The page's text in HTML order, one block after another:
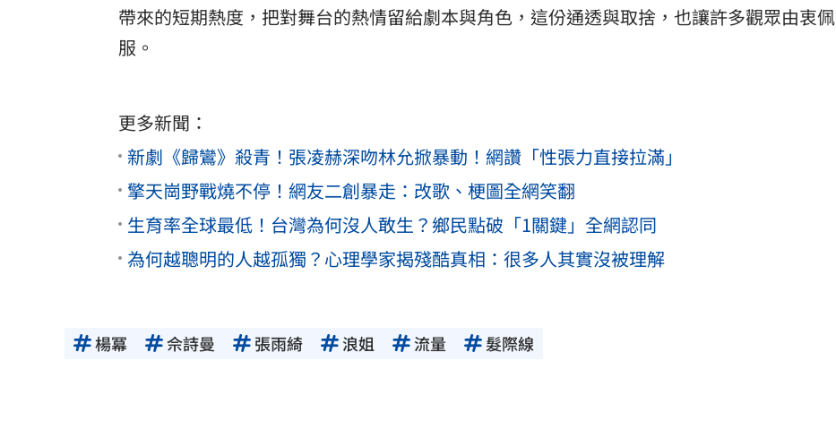
帶來的短期熱度，把對舞台的熱情留給劇本與角色，這份通透與取捨，也讓許多觀眾由衷佩
服。
更多新聞：
新劇《歸鸞》殺青！張凌赫深吻林允掀暴動！網讚「性張力直接拉滿」
擎天崗野戰燒不停！網友二創暴走：改歌、梗圖全網笑翻
生育率全球最低！台灣為何沒人敢生？鄉民點破「1關鍵」全網認同
為何越聰明的人越孤獨？心理學家揭殘酷真相：很多人其實沒被理解
楊冪 佘詩曼 張雨綺 浪姐 流量 髮際線